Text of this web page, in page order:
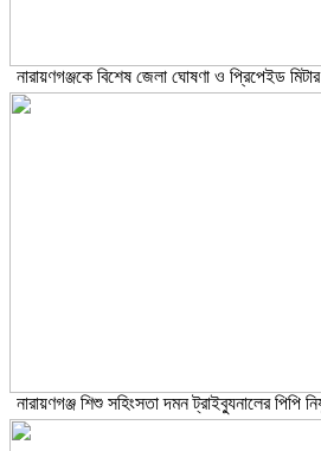
নারায়ণগঞ্জকে বিশেষ জেলা ঘোষণা ও প্রিপেইড
নারায়ণগঞ্জ শিশু সহিংসতা দমন ট্রাইব্যুনালের